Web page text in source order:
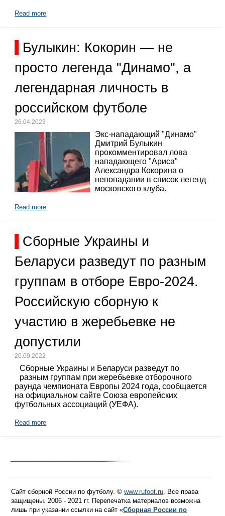
Read more
Булыкин: Кокорин — не
просто легенда "Динамо", а
легендарная личность в
российском футболе
26.04.2023
Экс-нападающий "Динамо"
Дмитрий Булыкин
прокомментировал лова
нападающего "Ариса"
Александра Кокорина о
непопадании в список легенд
московского клуба.
Read more
Сборные Украины и
Беларуси разведут по разным
группам в отборе Евро-2024.
Российскую сборную к
участию в жеребьевке не
допустили
20.09.2022
Сборные Украины и Беларуси разведут по
разным группам при жеребьевке отборочного
раунда чемпионата Европы 2024 года, сообщается
на официальном сайте Союза европейских
футбольных ассоциаций (УЕФА).
Read more
Сайт сборной России по футболу. ©www.rufoot.ru. Все права
защищены. 2006 - 2021 гг. Перепечатка материалов возможна
лишь при указании ссылки на сайт «Сборная России по